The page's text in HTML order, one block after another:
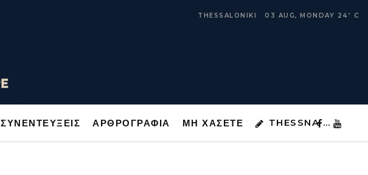
THESSALONIKI 03 AUG, MONDAY 24 ° C
ΣΥΝΕΝΤΕΥΞΕΙΣ ΑΡΘΡΟΓΡΑΦΙΑ ΜΗ ΧΑΣΕΤΕ THESSNA …
ΜΗ ΧΑΣΕΤΕ THESSNA …